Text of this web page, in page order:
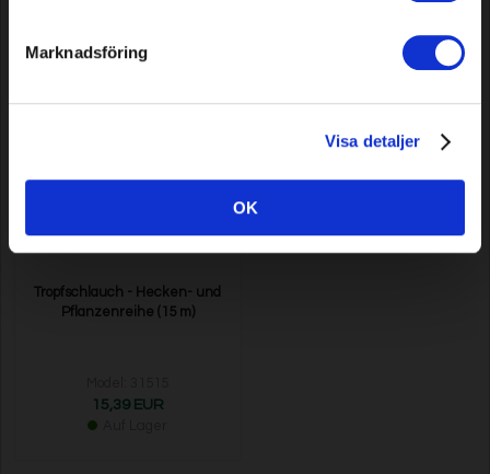
Marknadsföring
Visa detaljer
OK
Tropfschlauch - Hecken- und
Pflanzenreihe (15 m)
15,39 EUR